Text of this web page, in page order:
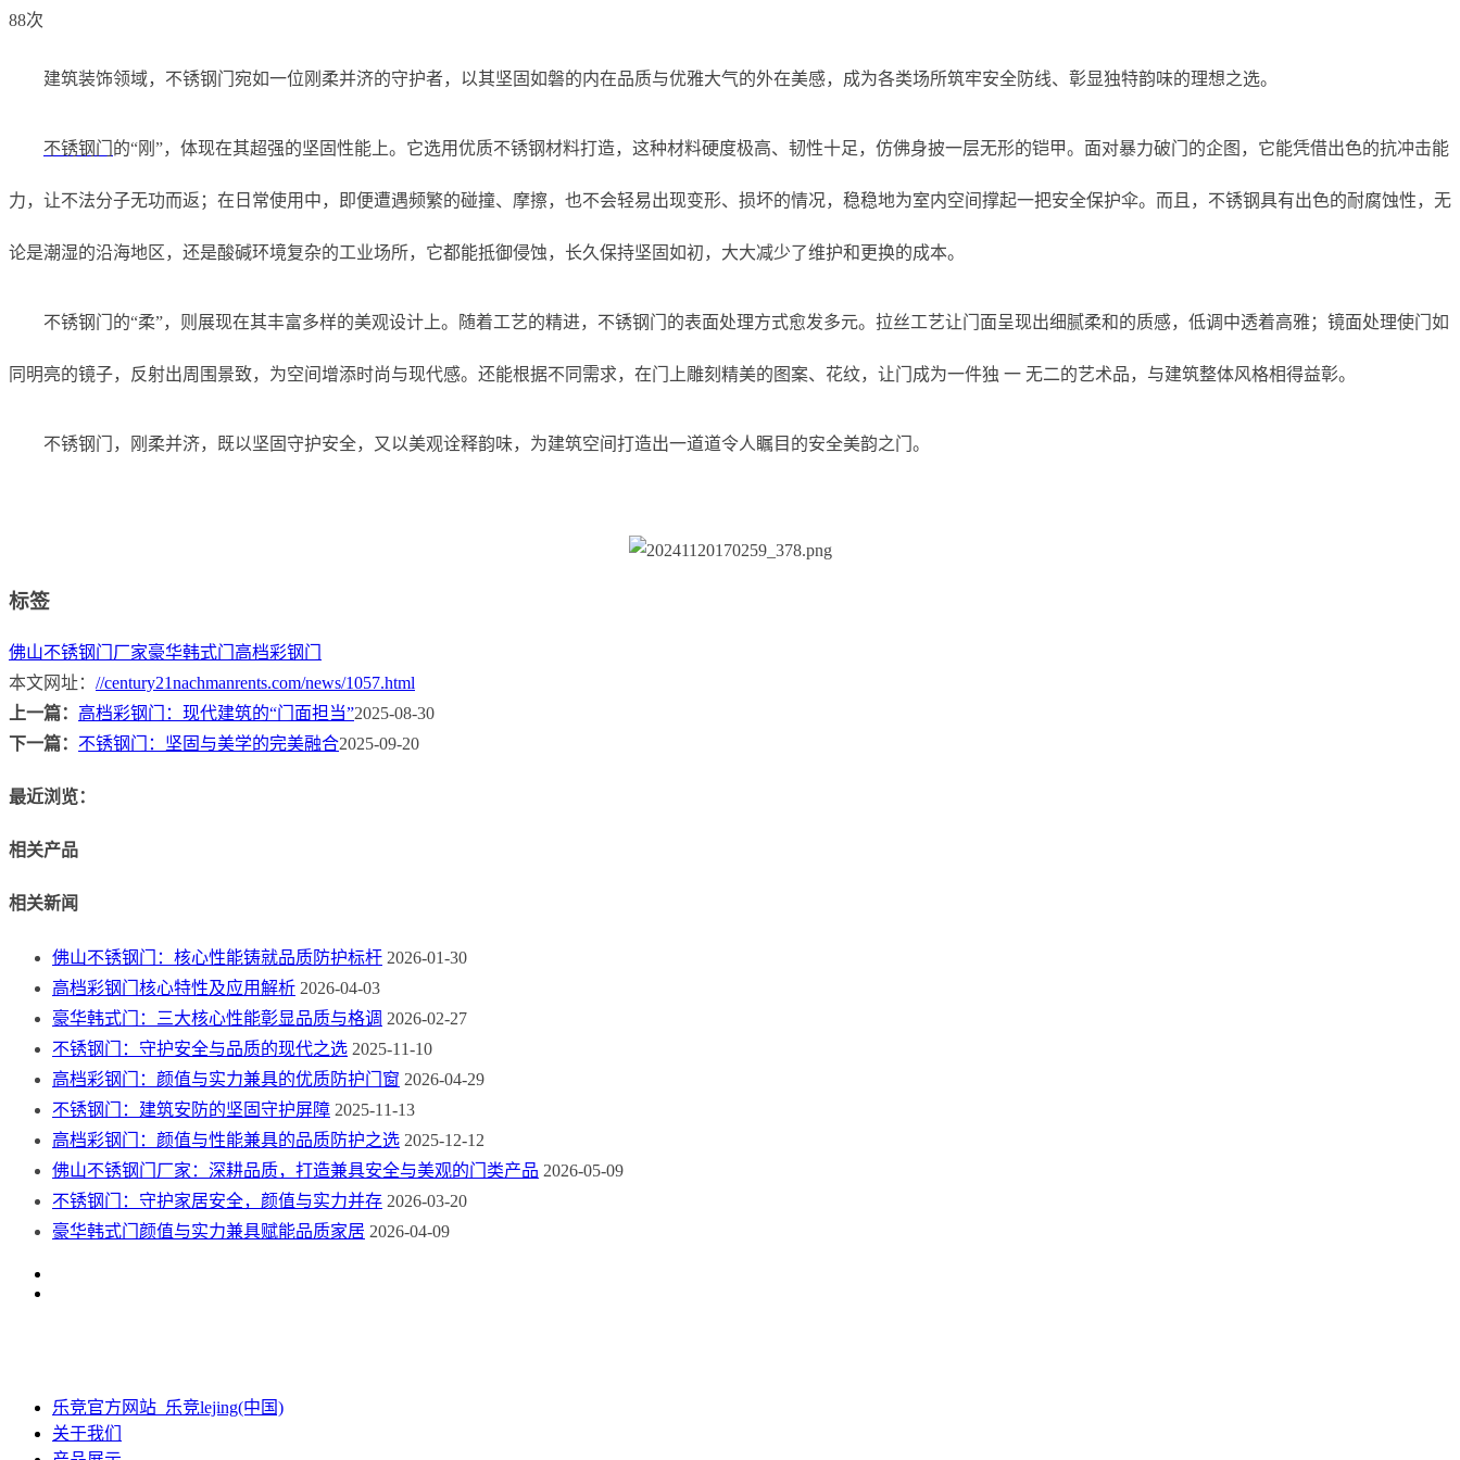
88次
建筑装饰领域，不锈钢门宛如一位刚柔并济的守护者，以其坚固如磐的内在品质与优雅大气的外在美感，成为各类场所筑牢安全防线、彰显独特韵味的理想之选。
不锈钢门 的“刚”，体现在其超强的坚固性能上。它选用优质不锈钢材料打造，这种材料硬度极高、韧性十足，仿佛身披一层无形的铠甲。面对暴力破门的企图，它能凭借出色的抗冲击能
力，让不法分子无功而返；在日常使用中，即便遭遇频繁的碰撞、摩擦，也不会轻易出现变形、损坏的情况，稳稳地为室内空间撑起一把安全保护伞。而且，不锈钢具有出色的耐腐蚀性，无
论是潮湿的沿海地区，还是酸碱环境复杂的工业场所，它都能抵御侵蚀，长久保持坚固如初，大大减少了维护和更换的成本。
不锈钢门的“柔”，则展现在其丰富多样的美观设计上。随着工艺的精进，不锈钢门的表面处理方式愈发多元。拉丝工艺让门面呈现出细腻柔和的质感，低调中透着高雅；镜面处理使门如
同明亮的镜子，反射出周围景致，为空间增添时尚与现代感。还能根据不同需求，在门上雕刻精美的图案、花纹，让门成为一件独 一 无二的艺术品，与建筑整体风格相得益彰。
不锈钢门，刚柔并济，既以坚固守护安全，又以美观诠释韵味，为建筑空间打造出一道道令人瞩目的安全美韵之门。
标签
佛山不锈钢门厂家豪华韩式门 高档彩钢门
本文网址： //century21nachmanrents.com/news/1057.html
上一篇： 高档彩钢门：现代建筑的“门面担当”2025-08-30
下一篇： 不锈钢门：坚固与美学的完美融合2025-09-20
最近浏览：
相关产品
相关新闻
佛山不锈钢门：核心性能铸就品质防护标杆 2026-01-30
高档彩钢门核心特性及应用解析 2026-04-03
豪华韩式门：三大核心性能彰显品质与格调 2026-02-27
不锈钢门：守护安全与品质的现代之选 2025-11-10
高档彩钢门：颜值与实力兼具的优质防护门窗 2026-04-29
不锈钢门：建筑安防的坚固守护屏障 2025-11-13
高档彩钢门：颜值与性能兼具的品质防护之选 2025-12-12
佛山不锈钢门厂家：深耕品质，打造兼具安全与美观的门类产品 2026-05-09
不锈钢门：守护家居安全，颜值与实力并存 2026-03-20
豪华韩式门颜值与实力兼具赋能品质家居 2026-04-09
乐竞官方网站_乐竞lejing(中国)
关于我们